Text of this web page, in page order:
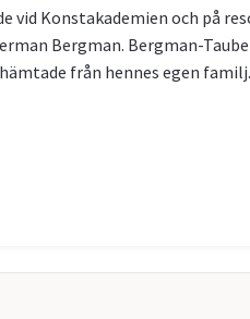
vid Konstakademien och på
Bergman. Bergman-
från hennes egen